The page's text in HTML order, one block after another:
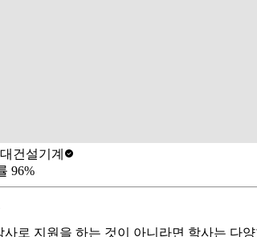
건설기계
96%
사로 지원을 하는 것이 아니라면 학사는 다